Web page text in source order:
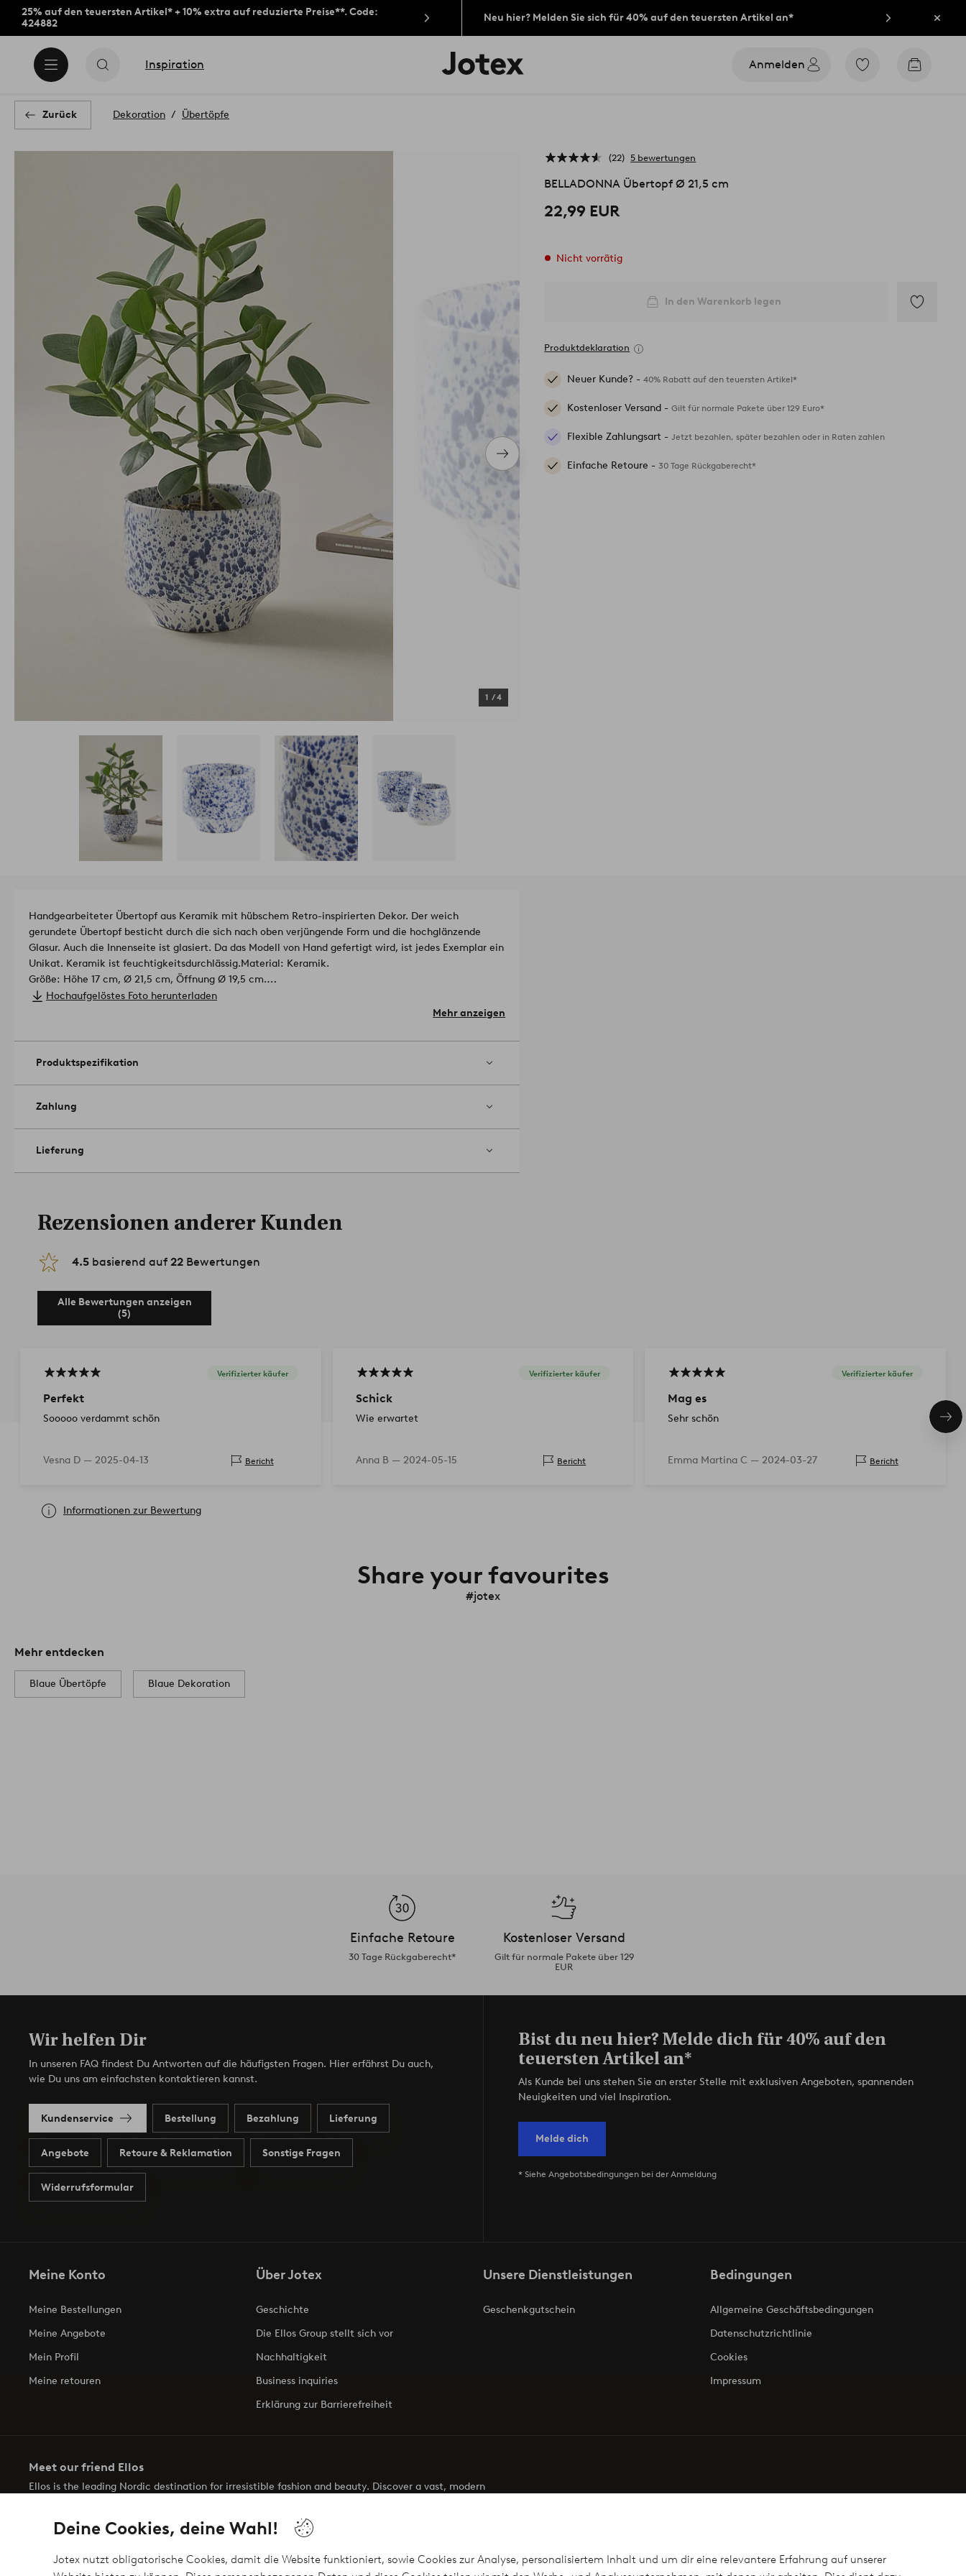
Deine Cookies, deine Wahl!
Jotex nutzt obligatorische Cookies, damit die Website funktioniert, sowie Cookies zur Analyse, personalisiertem Inhalt und um dir eine relevantere Erfahrung auf unserer
25% auf den teuersten Artikel* + 10% extra auf reduzierte Preise**. Code:
424882
Neu hier? Melden Sie sich für 40% auf den teuersten Artikel an*
Inspiration
Jotex-
Logo
Anmelden
Zu
Zum
Zurück Dekoration Übertöpfe
Nächstes
Produkt
1 /4
22 5 bewertungen
BELLADONNA Übertopf Ø 21,5 cm
22,99 EUR
Nicht vorrätig
In den Warenkorb legen
Produktdeklaration
Neuer Kunde? -40% Rabatt auf den teuersten Artikel*
Kostenloser Versand -Gilt für normale Pakete über 129 Euro*
Flexible Zahlungsart -Jetzt bezahlen, später bezahlen oder in Raten zahlen
Einfache Retoure -30 Tage Rückgaberecht*
Handgearbeiteter Übertopf aus Keramik mit hübschem Retro-inspirierten Dekor. Der weich
gerundete Übertopf besticht durch die sich nach oben verjüngende Form und die hochglänzende
Glasur. Auch die Innenseite ist glasiert. Da das Modell von Hand gefertigt wird, ist jedes Exemplar ein
Unikat. Keramik ist feuchtigkeitsdurchlässig.Material: Keramik.
Größe: Höhe 17 cm, Ø 21,5 cm, Öffnung Ø 19,5 cm.
Pflegehinweis: Von Hand spülen.
Tipp: Wenn du dir mehrere Übertöpfe im selben Look wünschst - BELLADONNA ist in zwei Größen
Hochaufgelöstes Foto herunterladen
Mehr anzeigen
Produktspezifikation
Zahlung
Lieferung
Rezensionen anderer Kunden
4.5 basierend auf 22 Bewertungen
Alle Bewertungen anzeigen
(5)
Verifizierter käufer
Perfekt
Sooooo verdammt schön
Vesna D — 2025-04-13 Bericht
Verifizierter käufer
Schick
Wie erwartet
Anna B — 2024-05-15 Bericht
Verifizierter käufer
Mag es
Sehr schön
Emma Martina C — 2024-03-27 Bericht
Informationen zur Bewertung
Share your favourites
#jotex
Mehr entdecken
Blaue Übertöpfe Blaue Dekoration
Einfache Retoure
30 Tage Rückgaberecht*
Kostenloser Versand
Gilt für normale Pakete über 129
EUR
Wir helfen Dir
In unseren FAQ findest Du Antworten auf die häufigsten Fragen. Hier erfährst Du auch,
wie Du uns am einfachsten kontaktieren kannst.
Kundenservice Bestellung Bezahlung Lieferung
Angebote Retoure & Reklamation Sonstige Fragen
Widerrufsformular
Bist du neu hier? Melde dich für 40% auf den
teuersten Artikel an*
Als Kunde bei uns stehen Sie an erster Stelle mit exklusiven Angeboten, spannenden
Neuigkeiten und viel Inspiration.
Melde dich
* Siehe Angebotsbedingungen bei der Anmeldung
Meine Konto
Meine Bestellungen
Meine Angebote
Mein Profil
Meine retouren
Über Jotex
Geschichte
Die Ellos Group stellt sich vor
Nachhaltigkeit
Business inquiries
Erklärung zur Barrierefreiheit
Unsere Dienstleistungen
Geschenkgutschein
Bedingungen
Allgemeine Geschäftsbedingungen
Datenschutzrichtlinie
Cookies
Impressum
Meet our friend Ellos
Ellos is the leading Nordic destination for irresistible fashion and beauty. Discover a vast, modern